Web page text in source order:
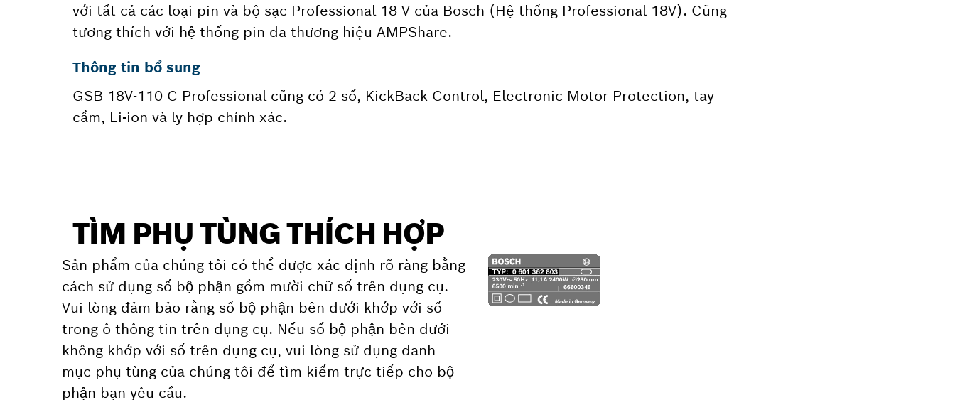
với tất cả các loại pin và bộ sạc Professional 18 V của Bosch (Hệ thống Professional 18V). Cũng
tương thích với hệ thống pin đa thương hiệu AMPShare.
Thông tin bổ sung
GSB 18V-110 C Professional cũng có 2 số, KickBack Control, Electronic Motor Protection, tay
cầm, Li-ion và ly hợp chính xác.
TÌM PHỤ TÙNG THÍCH HỢP
Sản phẩm của chúng tôi có thể được xác định rõ ràng bằng
cách sử dụng số bộ phận gồm mười chữ số trên dụng cụ.
Vui lòng đảm bảo rằng số bộ phận bên dưới khớp với số
trong ô thông tin trên dụng cụ. Nếu số bộ phận bên dưới
không khớp với số trên dụng cụ, vui lòng sử dụng danh
mục phụ tùng của chúng tôi để tìm kiếm trực tiếp cho bộ
phận bạn yêu cầu.